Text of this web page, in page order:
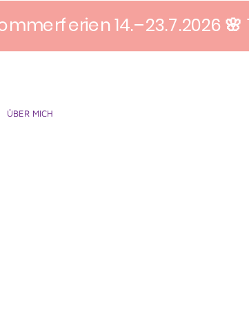
14.–23.7.2026 🌸
ÜBER MICH